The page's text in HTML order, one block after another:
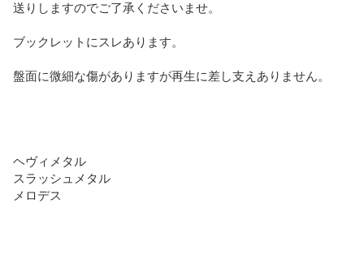
送りしますのでご了承くださいませ。
ブックレットにスレあります。
盤面に微細な傷がありますが再生に差し支えありません。
ヘヴィメタル
スラッシュメタル
メロデス